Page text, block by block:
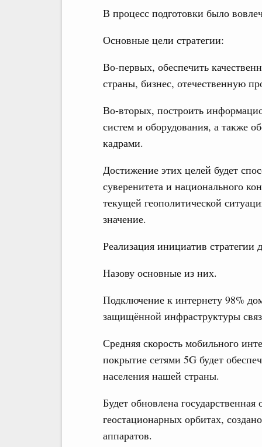
В процесс подготовки было
Основные цели стратегии:
Во-первых, обеспечить
страны, бизнес, отечественную
Во-вторых, построить
систем и оборудования, а также
кадрами.
Достижение этих целей будет
суверенитета и национального
текущей геополитической
значение.
Реализация инициатив
Назову основные из них.
Подключение к интернету 98%
защищённой инфраструктуры
Средняя скорость мобильного
покрытие сетями 5G будет
населения нашей страны.
Будет обновлена
геостационарных орбитах,
аппаратов.